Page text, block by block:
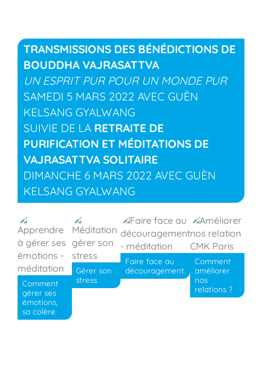
TRANSMISSIONS DES BÉNÉDICTIONS DE
BOUDDHA VAJRASATTVA
UN ESPRIT PUR POUR UN MONDE PUR
SAMEDI 5 MARS 2022 AVEC GUÈN
KELSANG GYALWANG
SUIVIE DE LA RETRAITE DE
PURIFICATION ET MÉDITATIONS DE
VAJRASATTVA SOLITAIRE
DIMANCHE 6 MARS 2022 AVEC GUÈN
KELSANG GYALWANG
Comment
gérer ses
émotions,
sa colère
Gérer son
stress
Faire face au
découragement
Comment
améliorer
nos
relations ?